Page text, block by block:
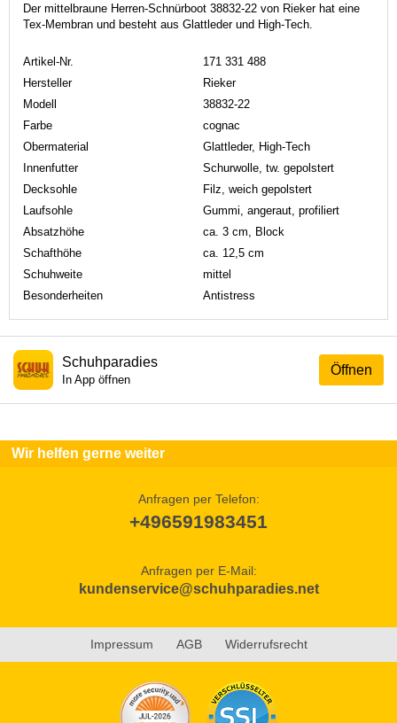
Der mittelbraune Herren-Schnürboot 38832-22 von Rieker hat eine
Tex-Membran und besteht aus Glattleder und High-Tech.
Artikel-Nr.
171 331 488
Hersteller
Rieker
Modell
38832-22
Farbe
cognac
Obermaterial
Glattleder, High-Tech
Innenfutter
Schurwolle, tw. gepolstert
Decksohle
Filz, weich gepolstert
Laufsohle
Gummi, angeraut, profiliert
Absatzhöhe
ca. 3 cm, Block
Schafthöhe
ca. 12,5 cm
Schuhweite
mittel
Besonderheiten
Antistress
Öffnen
Schuhparadies
In App öffnen
Wir helfen gerne weiter
Anfragen per Telefon:
+496591983451
Anfragen per E-Mail:
kundenservice@schuhparadies.net
Impressum AGB Widerrufsrecht